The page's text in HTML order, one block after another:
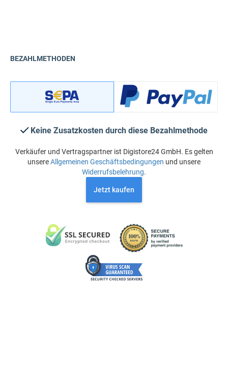
BEZAHLMETHODEN
Keine Zusatzkosten durch diese Bezahlmethode
Verkäufer und Vertragspartner ist Digistore24 GmbH. Es gelten
unsereAllgemeinen Geschäftsbedingungen und unsere
Widerrufsbelehrung.
Jetzt kaufen